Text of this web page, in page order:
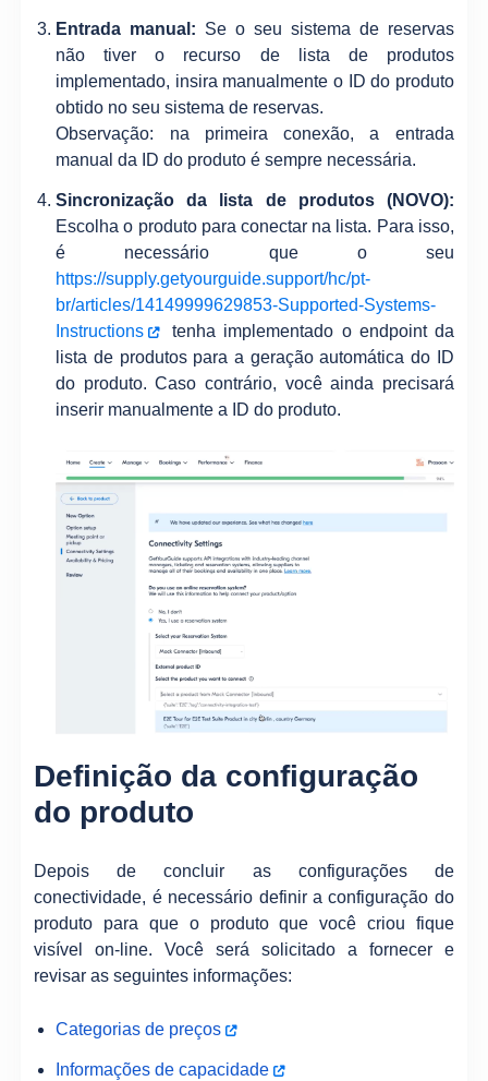
Entrada manual: Se o seu sistema de reservas
não tiver o recurso de lista de produtos
implementado, insira manualmente o ID do produto
obtido no seu sistema de reservas.
Observação: na primeira conexão, a entrada
manual da ID do produto é sempre necessária.
Sincronização da lista de produtos (NOVO):
Escolha o produto para conectar na lista. Para isso,
é necessário que o seu
https://supply.getyourguide.support/hc/pt-
br/articles/14149999629853-Supported-Systems-
Instructions
tenha implementado o endpoint da
lista de produtos para a geração automática do ID
do produto. Caso contrário, você ainda precisará
inserir manualmente a ID do produto.
Definição da configuração
do produto
Depois de concluir as configurações de
conectividade, é necessário definir a configuração do
produto para que o produto que você criou fique
visível on-line. Você será solicitado a fornecer e
revisar as seguintes informações:
Categorias de preços
Informações de capacidade